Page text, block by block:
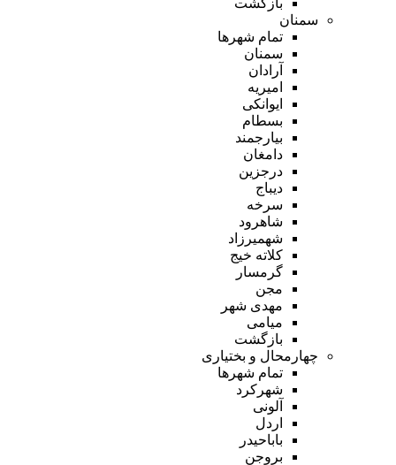
سمنان
تمام شهر‌ها
سمنان
آرادان
امیریه
ایوانکی
بسطام
بیارجمند
دامغان
درجزین
دیباج
سرخه
شاهرود
شهمیرزاد
کلاته خیج
گرمسار
مجن
مهدی شهر
میامی
بازگشت
چهارمحال و بختیاری
تمام شهر‌ها
شهرکرد
آلونی
اردل
باباحیدر
بروجن